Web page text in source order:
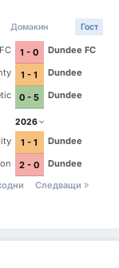
Домакин Гост
1 - 0
Dundee FC
1 - 1
Dundee
0 - 5 Dundee
2026
1 - 1
Dundee
2 - 0
Dundee
Следващи